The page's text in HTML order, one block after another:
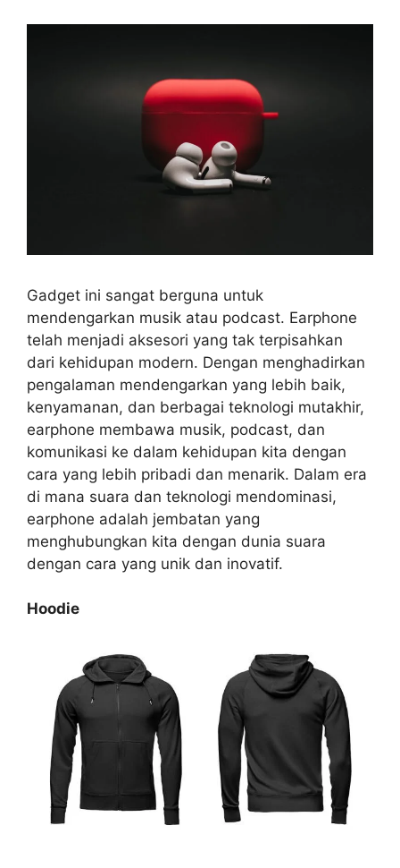
Gadget ini sangat berguna untuk
mendengarkan musik atau podcast. Earphone
telah menjadi aksesori yang tak terpisahkan
dari kehidupan modern. Dengan menghadirkan
pengalaman mendengarkan yang lebih baik,
kenyamanan, dan berbagai teknologi mutakhir,
earphone membawa musik, podcast, dan
komunikasi ke dalam kehidupan kita dengan
cara yang lebih pribadi dan menarik. Dalam era
di mana suara dan teknologi mendominasi,
earphone adalah jembatan yang
menghubungkan kita dengan dunia suara
dengan cara yang unik dan inovatif.
Hoodie